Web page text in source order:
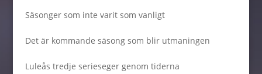
Säsonger som inte varit som vanligt
Det är kommande säsong som blir utmaningen
Luleås tredje serieseger genom tiderna